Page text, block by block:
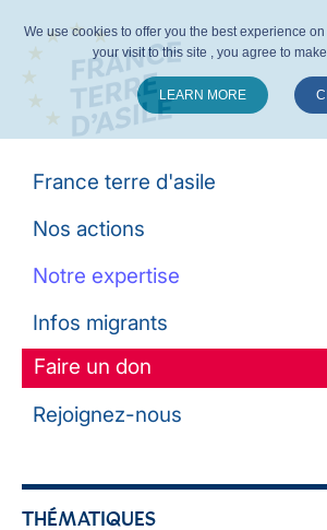
France terre d'asile
Nos actions
Notre expertise
Infos migrants
Faire un don
Rejoignez-nous
THÉMATIQUES
We use cookies to offer you the best experience
your visit to this site , you agree to
LEARN MORE